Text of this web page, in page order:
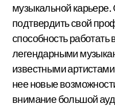
музыкальной
подтвердить свой
способность работать
легендарными
известными
нее новые
внимание большой